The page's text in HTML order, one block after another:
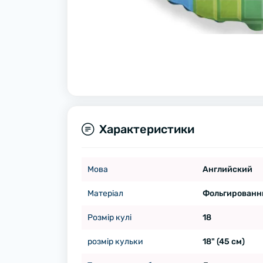
Характеристики
Мова Английский
Матеріал
Розмір кулі 18
розмір кульки 18" (45 см)